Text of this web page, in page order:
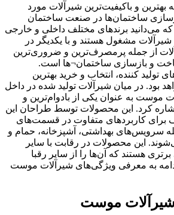
و باکیفیت‌ترین شیرآلات مورد
ساختمان‌ها در صنعت ساختمان
می‌دانید برندهای مختلف داخلی و خارجی
مشغول هستند و با یکدیگر در
از جمله پرمصرف‌ترین و ضروری‌ترین
و بازسازی ساختمان¬ها است.
تولید کننده، انتخاب و خرید بهترین
بود. در میان شیرآلات تولید شده در داخل
موست به عنوان یکی از بادوام‌ترین و
کرد. این محصولات توسط طراحان این
برای کاربردهای متفاوت در قسمت‌های
سرویس‌های بهداشتی، آشپزخانه، حمام و
این محصولات در رقابت با سایر
هستند که آن‌ها را از سایر رقبا
به معرفی ویژگی‌های شیرآلات موست
موست